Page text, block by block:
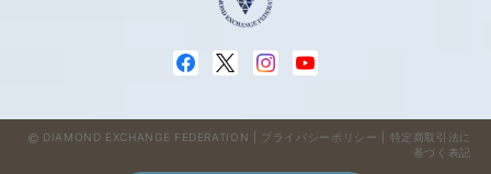
DIAMOND EXCHANGE FEDERATION | プライバシーポリシー
特定商取引法に
基づく表記